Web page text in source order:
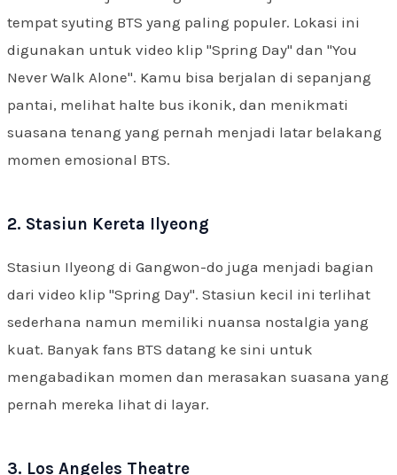
tempat syuting BTS yang paling populer. Lokasi ini
digunakan untuk video klip "Spring Day" dan "You
Never Walk Alone". Kamu bisa berjalan di sepanjang
pantai, melihat halte bus ikonik, dan menikmati
suasana tenang yang pernah menjadi latar belakang
momen emosional BTS.
2. Stasiun Kereta Ilyeong
Stasiun Ilyeong di Gangwon-do juga menjadi bagian
dari video klip "Spring Day". Stasiun kecil ini terlihat
sederhana namun memiliki nuansa nostalgia yang
kuat. Banyak fans BTS datang ke sini untuk
mengabadikan momen dan merasakan suasana yang
pernah mereka lihat di layar.
3. Los Angeles Theatre